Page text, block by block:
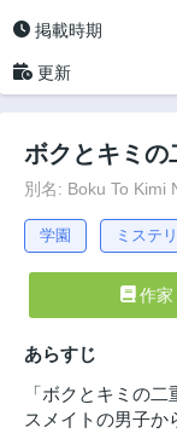
掲載時期
更新
ボクとキミの
別名: Boku To Kimi
学園 ミステ
作家
あらすじ
「ボクとキミの
スメイトの男子か